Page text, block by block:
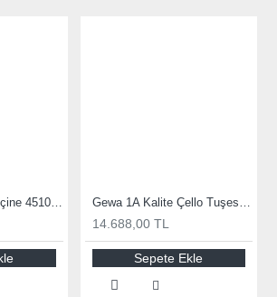
Bernardel Light Reçine 451060 Gewa 1A Kalite Çello Tuşesi 415419
14.688,00 TL
Sepete Ekle